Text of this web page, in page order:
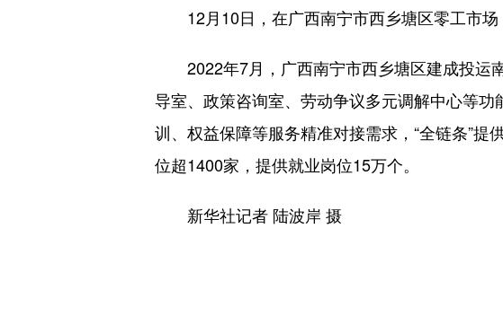
12月10日，在广西南宁市西乡塘区零工市场
2022年7月，广西南宁市西乡塘区建成投运
导室、政策咨询室、劳动争议多元调解中心等
训、权益保障等服务精准对接需求，“全链条”
位超1400家，提供就业岗位15万个。
新华社记者 陆波岸 摄